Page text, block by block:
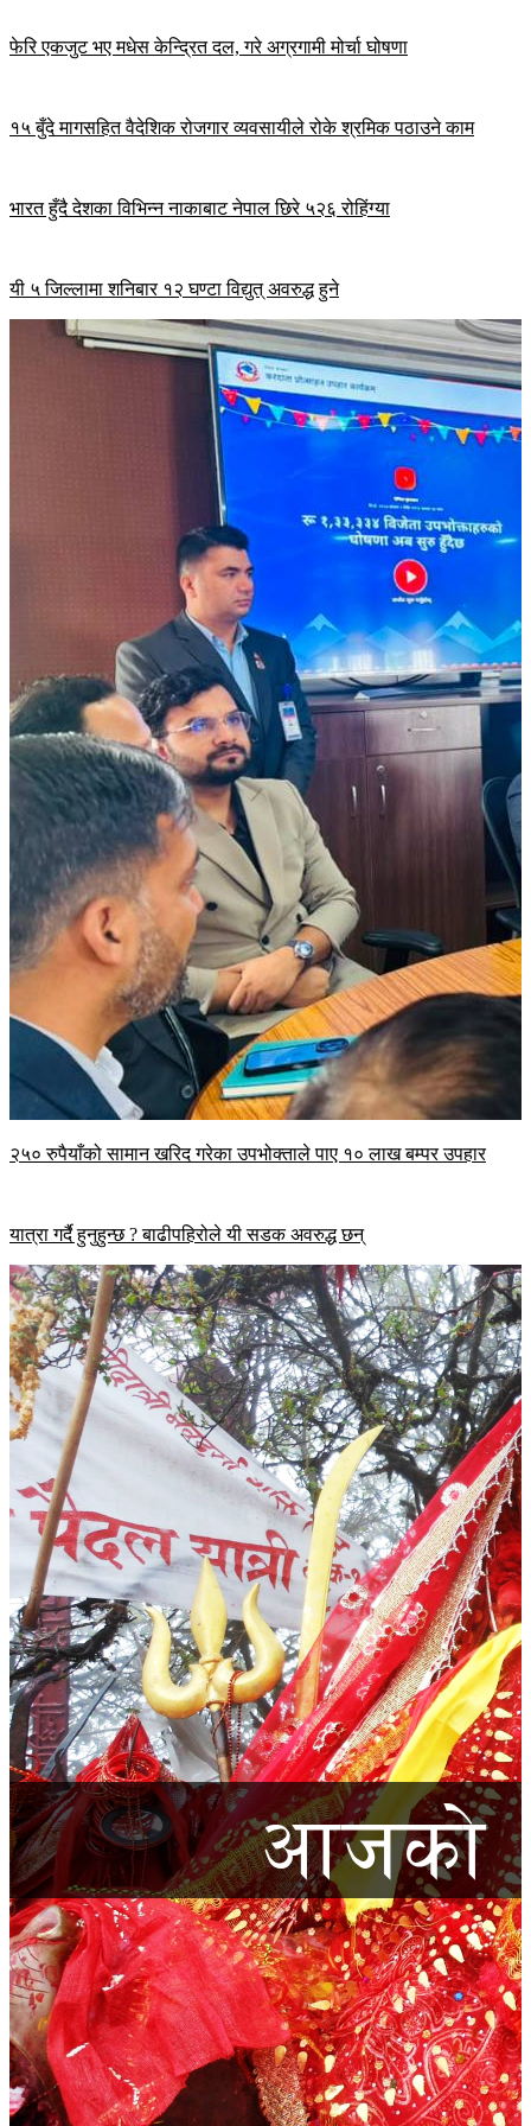
फेरि एकजुट भए मधेस केन्द्रित दल, गरे अग्रगामी मोर्चा घोषणा
१५ बुँदे मागसहित वैदेशिक रोजगार व्यवसायीले रोके श्रमिक पठाउने काम
भारत हुँदै देशका विभिन्न नाकाबाट नेपाल छिरे ५२६ रोहिंग्या
यी ५ जिल्लामा शनिबार १२ घण्टा विद्युत् अवरुद्ध हुने
२५० रुपैयाँको सामान खरिद गरेका उपभोक्ताले पाए १० लाख बम्पर उपहार
यात्रा गर्दै हुनुहुन्छ ? बाढीपहिरोले यी सडक अवरुद्ध छन्